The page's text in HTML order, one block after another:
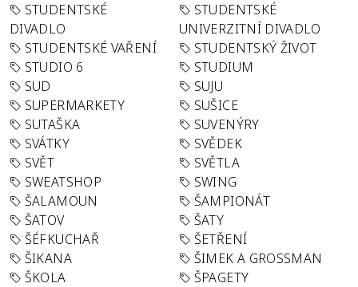
STUDENTSKÉ
DIVADLO
STUDENTSKÉ
UNIVERZITNÍ DIVADLO
STUDENTSKÉ VAŘENÍ
STUDENTSKÝ ŽIVOT
STUDIO 6
STUDIUM
SUD
SUJU
SUPERMARKETY
SUŠICE
SUTAŠKA
SUVENÝRY
SVÁTKY
SVĚDEK
SVĚT
SVĚTLA
SWEATSHOP
SWING
ŠALAMOUN
ŠAMPIONÁT
ŠATOV
ŠATY
ŠÉFKUCHAŘ
ŠETŘENÍ
ŠIKANA
ŠIMEK A GROSSMAN
ŠKOLA
ŠPAGETY